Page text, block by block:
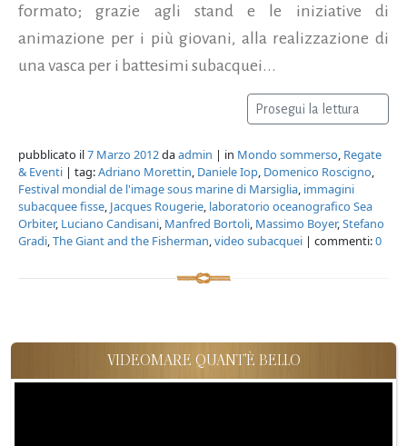
formato; grazie agli stand e le iniziative di
animazione per i più giovani, alla realizzazione di
una vasca per i battesimi subacquei...
Prosegui la lettura
pubblicato il7 Marzo 2012daadmin | in Mondo sommerso, Regate
& Eventi | tag:Adriano Morettin, Daniele Iop, Domenico Roscigno,
Festival mondial de l'image sous marine di Marsiglia, immagini
subacquee fisse, Jacques Rougerie, laboratorio oceanografico Sea
Orbiter, Luciano Candisani, Manfred Bortoli, Massimo Boyer,Stefano
Gradi,The Giant and the Fisherman,video subacquei | commenti:0
VIDEOMARE QUANT'È BELLO